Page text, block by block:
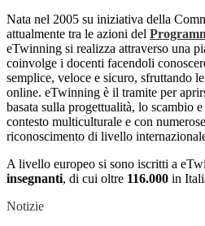
Nata nel 2005 su iniziativa della
attualmente tra le azioni del
eTwinning si realizza attraverso una
coinvolge i docenti facendoli
semplice, veloce e sicuro, sfruttando
online. eTwinning è il tramite per
basata sulla progettualità, lo scambio
contesto multiculturale e con
riconoscimento di livello
A livello europeo si sono iscritti a
insegnanti, di cui oltre 116.000 in
Notizie